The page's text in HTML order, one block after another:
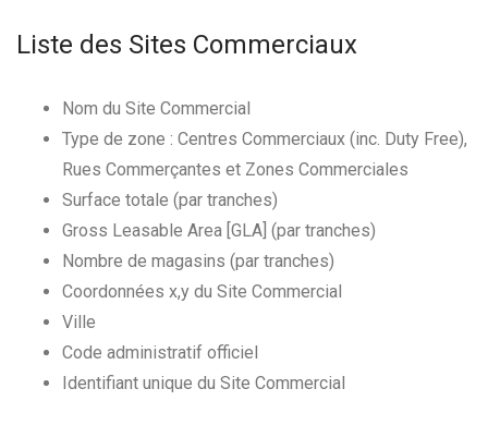
Liste des Sites Commerciaux
Nom du Site Commercial
Type de zone : Centres Commerciaux (inc. Duty Free),
Rues Commerçantes et Zones Commerciales
Surface totale (par tranches)
Gross Leasable Area [GLA] (par tranches)
Nombre de magasins (par tranches)
Coordonnées x,y du Site Commercial
Ville
Code administratif officiel
Identifiant unique du Site Commercial